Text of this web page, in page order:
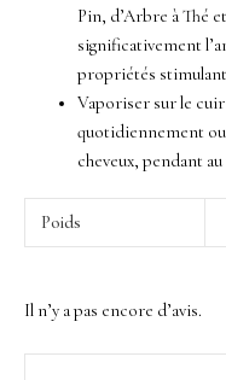
Pin, d’Arbre à Thé
significativement
propriétés
Vaporiser sur le
quotidiennement
cheveux, pendant
Poids
Il n’y a pas encore d’avis.